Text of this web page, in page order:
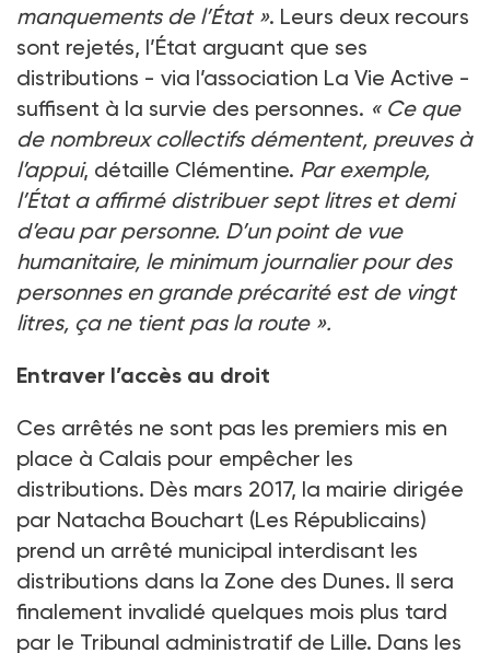
manquements de l’État ». Leurs deux recours
sont rejetés, l’État arguant que ses
distributions - via l’association La Vie Active -
suffisent à la survie des personnes. « Ce que
de nombreux collectifs démentent, preuves à
l’appui, détaille Clémentine. Par exemple,
l’État a affirmé distribuer sept litres et demi
d’eau par personne. D’un point de vue
humanitaire, le minimum journalier pour des
personnes en grande précarité est de vingt
litres, ça ne tient pas la route ».
Entraver l’accès au droit
Ces arrêtés ne sont pas les premiers mis en
place à Calais pour empêcher les
distributions. Dès mars 2017, la mairie dirigée
par Natacha Bouchart (Les Républicains)
prend un arrêté municipal interdisant les
distributions dans la Zone des Dunes. Il sera
finalement invalidé quelques mois plus tard
par le Tribunal administratif de Lille. Dans les